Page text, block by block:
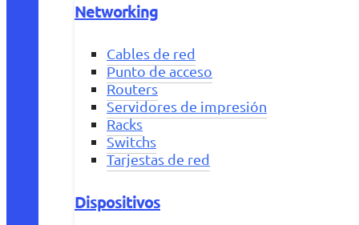
Networking
Cables de red
Punto de acceso
Routers
Servidores de impresión
Racks
Switchs
Tarjestas de red
Dispositivos